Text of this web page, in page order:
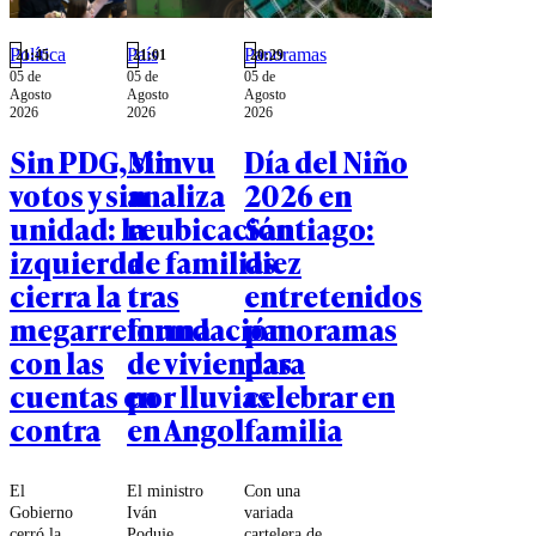
Política
21:45
05 de
Agosto
2026
Sin PDG, sin
votos y sin
unidad: la
izquierda
cierra la
megarreforma
con las
cuentas en
contra
El
Gobierno
País
21:01
05 de
Agosto
2026
Minvu
analiza
reubicación
de familias
tras
inundación
de viviendas
por lluvias
en Angol
El ministro
Iván
Panoramas
20:29
05 de
Agosto
2026
Día del Niño
2026 en
Santiago:
diez
entretenidos
panoramas
para
celebrar en
familia
Con una
variada